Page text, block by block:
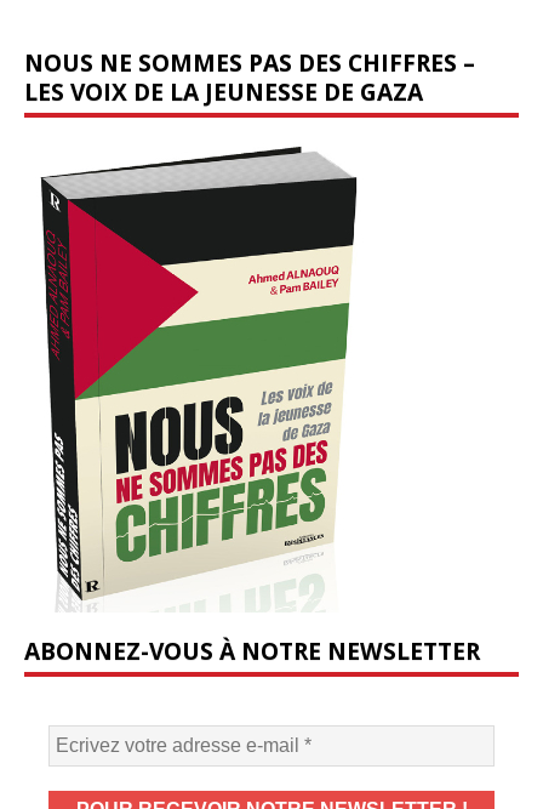
NOUS NE SOMMES PAS DES CHIFFRES –
LES VOIX DE LA JEUNESSE DE GAZA
ABONNEZ-VOUS À NOTRE NEWSLETTER